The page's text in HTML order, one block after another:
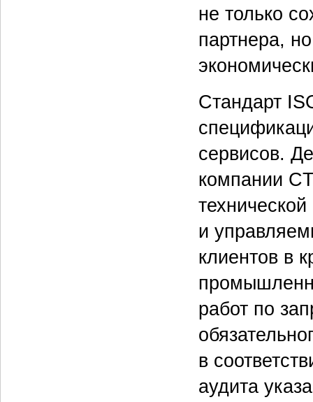
не только
партнера,
Стандарт
сервисов.
компании
и
клиентов в
работ по
в
аудита